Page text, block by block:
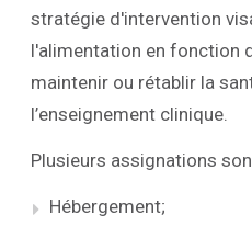
stratégie d'intervention
l'alimentation en fonction
maintenir ou rétablir la
l’enseignement clinique.
Plusieurs assignations
Hébergement;